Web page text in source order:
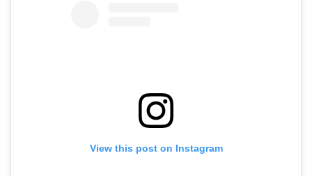
View this post on Instagram